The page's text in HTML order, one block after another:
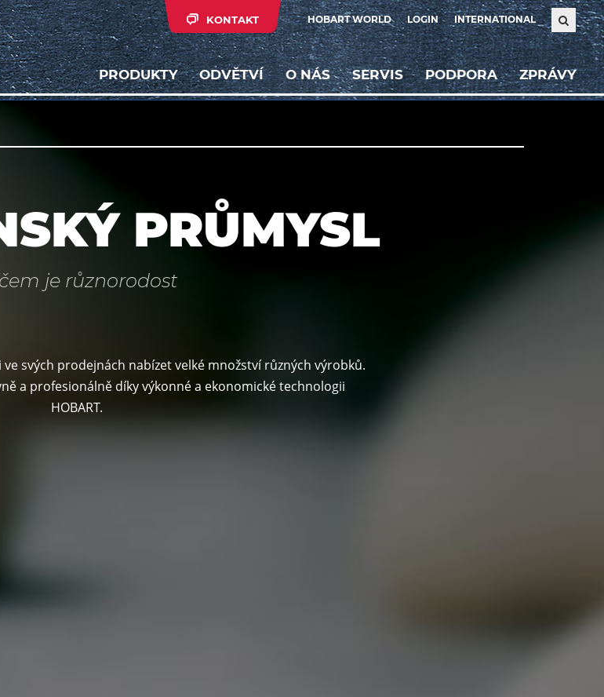
HOBART WORLD LOGIN INTERNATIONAL
KONTAKT
PRODUKTY ODVĚTVÍ O NÁS SERVIS PODPORA ZPRÁVY
PRŮMYSL
je různorodost
svých prodejnách nabízet velké množství různých výrobků.
a profesionálně díky výkonné a ekonomické technologii
HOBART.